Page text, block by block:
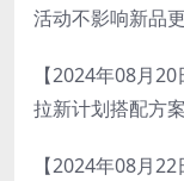
活动不影响新品
【2024年08月
拉新计划搭配方
【2024年08月